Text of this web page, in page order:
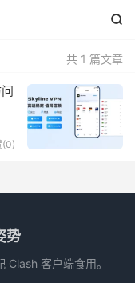

共 1 篇文章
(0)
势
Clash 客户端食用。